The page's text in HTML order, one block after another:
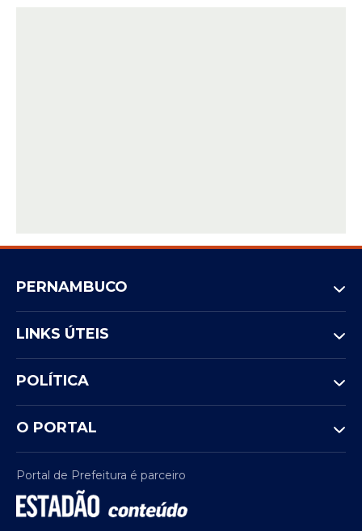
PERNAMBUCO
LINKS ÚTEIS
POLÍTICA
O PORTAL
Portal de Prefeitura é parceiro